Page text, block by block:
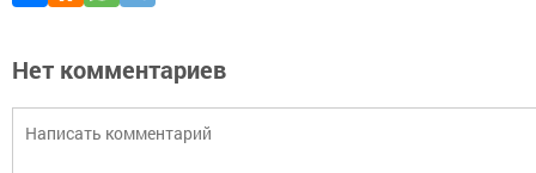
Нет комментариев